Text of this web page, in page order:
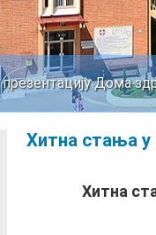
Дома
Хитна стања
Хитна